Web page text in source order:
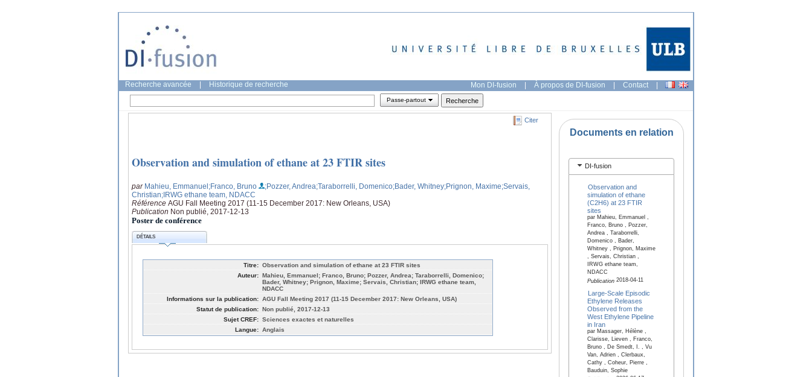
Recherche avancée Historique de recherche Mon DI-fusion | À propos de DI-fusion | Contact |
Passe-partout
Citer
Observation and simulation of ethane at 23 FTIR sites
par Mahieu, Emmanuel;Franco, Bruno ;Pozzer, Andrea;Taraborrelli, Domenico;Bader, Whitney;Prignon, Maxime;Servais,
Christian;IRWG ethane team, NDACC
Référence AGU Fall Meeting 2017 (11-15 December 2017: New Orleans, USA)
Publication Non publié, 2017-12-13
Poster de conférence
DÉTAILS
Titre: Observation and simulation of ethane at 23 FTIR sites
Auteur: Mahieu, Emmanuel; Franco, Bruno; Pozzer, Andrea; Taraborrelli, Domenico;
Bader, Whitney; Prignon, Maxime; Servais, Christian; IRWG ethane team,
NDACC
Informations sur la publication: AGU Fall Meeting 2017 (11-15 December 2017: New Orleans, USA)
Statut de publication: Non publié, 2017-12-13
Sujet CREF: Sciences exactes et naturelles
Langue: Anglais
Documents en relation
DI-fusion
Observation and
simulation of ethane
(C2H6) at 23 FTIR
sites
par Mahieu, Emmanuel ,
Franco, Bruno , Pozzer,
Andrea , Taraborrelli,
Domenico , Bader,
Whitney , Prignon, Maxime
, Servais, Christian ,
IRWG ethane team,
NDACC
Publication2018-04-11
Large-Scale Episodic
Ethylene Releases
Observed from the
West Ethylene Pipeline
in Iran
par Massager, Hélène ,
Clarisse, Lieven , Franco,
Bruno , De Smedt, I. , Vu
Van, Adrien , Clerbaux,
Cathy , Coheur, Pierre ,
Bauduin, Sophie